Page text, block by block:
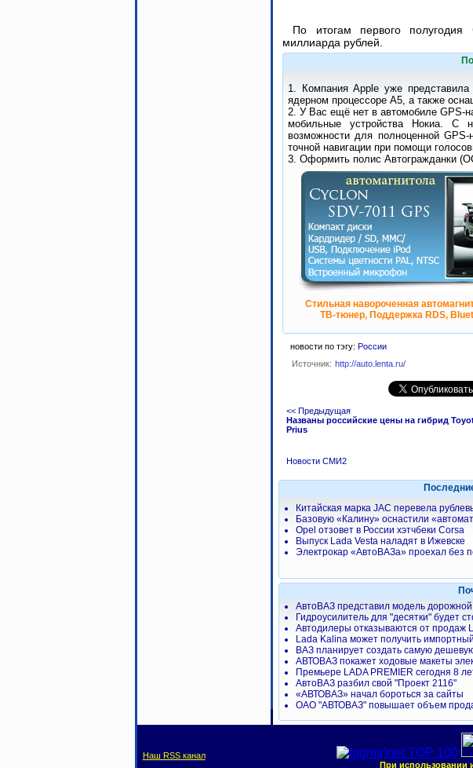
По итогам первого полугодия
миллиарда рублей.
1. Компания Apple уже
ядерном процессоре А5, а также
2. У Вас ещё нет в автомобиле GPS-
мобильные устройства Нокиа. С
возможности для полноценной
точной навигации при помощи
3. Оформить полис Автогражданки
Стильная навороченная
ТВ-тюнер, Поддержка RDS,
новости по тэгу: России
Источник: http://auto.lenta.ru/
<< Предыдущая
Названы российские цены на гибрид
Prius
Новости СМИ2
Китайская марка JAC перевела
Базовую «Калину» оснастили
Opel отзовет в России хэтчбеки Corsa
Выпуск Lada Vesta наладят в Ижевске
Электрокар «АвтоВАЗа» проехал без
АвтоВАЗ представил модель дорожной
Гидроусилитель для "десятки" будет
Автодилеры отказываются от продаж
Lada Kalina может получить
ВАЗ планирует создать самую
АВТОВАЗ покажет ходовые макеты
Премьере LADA PREMIER сегодня 8
АвтоВАЗ разбил свой "Проект 2116"
«АВТОВАЗ» начал бороться за сайты
ОАО "АВТОВАЗ" повышает объем
Наш RSS канал
При использовании